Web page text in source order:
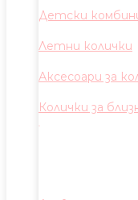
Детски
Летни колички
Аксесоари за
Колички за